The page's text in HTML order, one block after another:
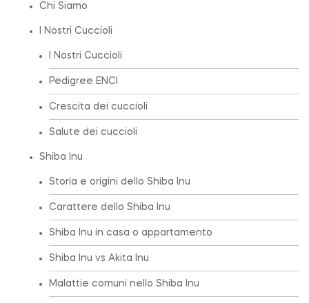
Chi Siamo
I Nostri Cuccioli
I Nostri Cuccioli
Pedigree ENCI
Crescita dei cuccioli
Salute dei cuccioli
Shiba Inu
Storia e origini dello Shiba Inu
Carattere dello Shiba Inu
Shiba Inu in casa o appartamento
Shiba Inu vs Akita Inu
Malattie comuni nello Shiba Inu